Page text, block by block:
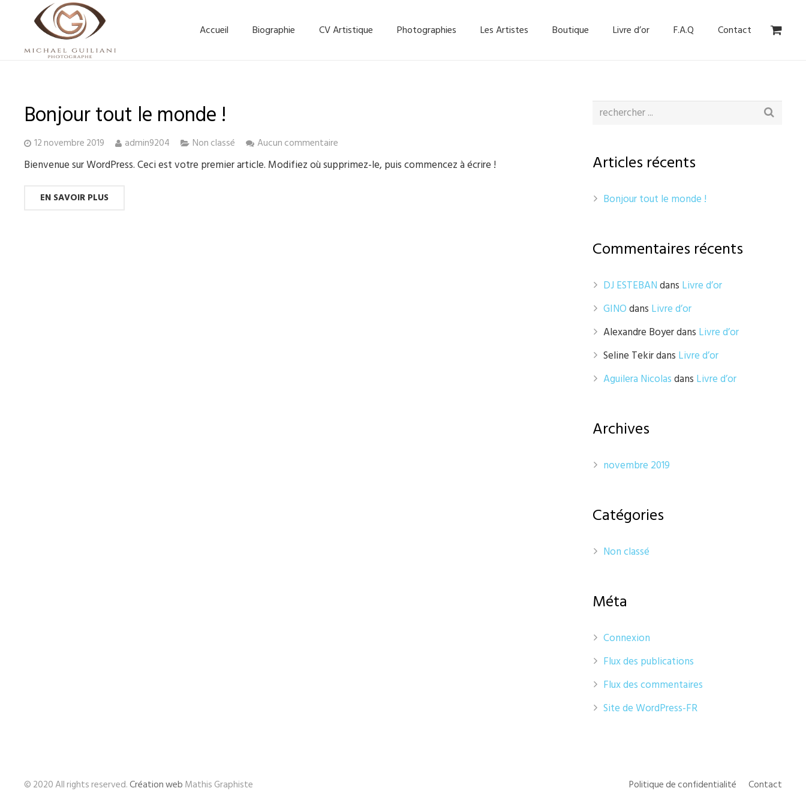
Accueil Biographie CV Artistique Photographies Les Artistes Boutique Livre d’or F.A.Q Contact
Bonjour tout le monde !
12 novembre 2019 admin9204 Non classé Aucun commentaire
Bienvenue sur WordPress. Ceci est votre premier article. Modifiez où supprimez-le, puis commencez à écrire !
EN SAVOIR PLUS
Articles récents
Bonjour tout le monde !
Commentaires récents
DJ ESTEBANdans Livre d’or
GINOdans Livre d’or
Alexandre Boyerdans Livre d’or
Seline Tekirdans Livre d’or
Aguilera Nicolasdans Livre d’or
Archives
novembre 2019
Catégories
Non classé
Méta
Connexion
Flux des publications
Flux des commentaires
Site de WordPress-FR
Politique de confidentialité Contact
© 2020 All rights reserved.Création web Mathis Graphiste